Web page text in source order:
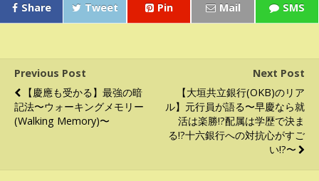
Share Tweet Pin Mail SMS
Previous Post
【慶應も受かる】最強の暗
記法〜ウォーキングメモリー
(Walking Memory)〜
Next Post
【大垣共立銀行(OKB)のリア
ル】元行員が語る〜早慶なら就
活は楽勝!?配属は学歴で決ま
る!?十六銀行への対抗心がすご
い!?〜